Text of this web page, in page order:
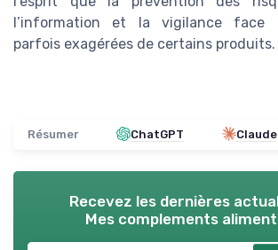
l’information et la vigilance face
parfois exagérées de certains produits.
Résumer ChatGPT Claude
Recevez les dernières
Mes complements